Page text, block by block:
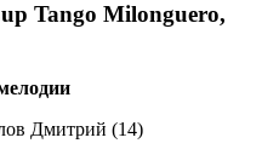
Tango Milonguero,
Дмитрий (14)